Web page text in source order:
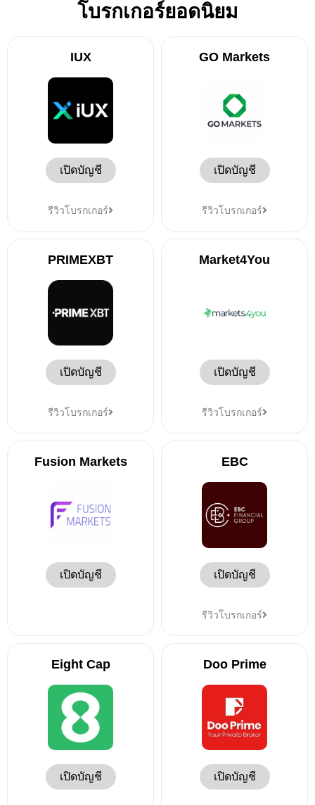
โบรกเกอร์ยอดนิยม
IUX
เปิดบัญชี
รีวิวโบรกเกอร์
GO Markets
เปิดบัญชี
รีวิวโบรกเกอร์
PRIMEXBT
เปิดบัญชี
รีวิวโบรกเกอร์
Market4You
เปิดบัญชี
รีวิวโบรกเกอร์
Fusion Markets
เปิดบัญชี
EBC
เปิดบัญชี
รีวิวโบรกเกอร์
Eight Cap
เปิดบัญชี
Doo Prime
เปิดบัญชี